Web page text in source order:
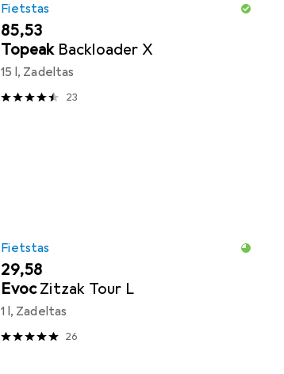
Fietstas
EUR
85,53
Topeak Backloader X
15 l, Zadeltas
23
Fietstas
EUR
29,58
EvocZitzak Tour L
1 l, Zadeltas
26